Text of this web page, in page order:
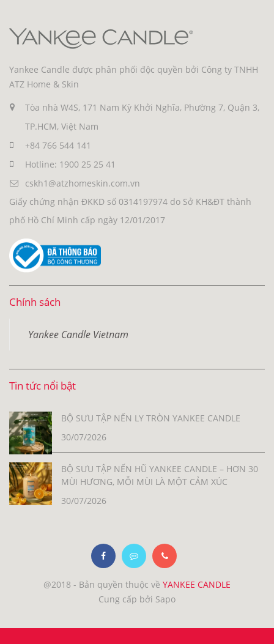
Yankee Candle được phân phối độc quyền bởi Công ty TNHH
ATZ Home & Skin
Tòa nhà W4S, 171 Nam Kỳ Khởi Nghĩa, Phường 7, Quận 3,
TP.HCM, Việt Nam
+84 766 544 141
Hotline: 1900 25 25 41
cskh1@atzhomeskin.com.vn
Giấy chứng nhận ĐKKD số 0314197974 do Sở KH&ĐT thành
phố Hồ Chí Minh cấp ngày 12/01/2017
Chính sách
Yankee Candle Vietnam
Tin tức nổi bật
BỘ SƯU TẬP NẾN LY TRÒN YANKEE CANDLE
30/07/2026
BỘ SƯU TẬP NẾN HŨ YANKEE CANDLE – HƠN 30
MÙI HƯƠNG, MỖI MÙI LÀ MỘT CẢM XÚC
30/07/2026
@2018 - Bản quyền thuộc về YANKEE CANDLE
Cung cấp bởi Sapo